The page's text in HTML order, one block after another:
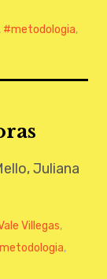
, metodologia,
Juliana
Villegas,
metodologia,